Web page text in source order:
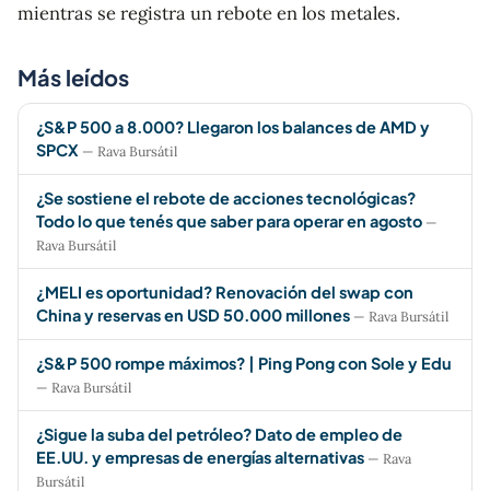
mientras se registra un rebote en los metales.
Más leídos
¿S&P 500 a 8.000? Llegaron los balances de AMD y
SPCX — Rava Bursátil
¿Se sostiene el rebote de acciones tecnológicas?
Todo lo que tenés que saber para operar en agosto —
Rava Bursátil
¿MELI es oportunidad? Renovación del swap con
China y reservas en USD 50.000 millones — Rava Bursátil
¿S&P 500 rompe máximos? | Ping Pong con Sole y Edu
— Rava Bursátil
¿Sigue la suba del petróleo? Dato de empleo de
EE.UU. y empresas de energías alternativas — Rava
Bursátil